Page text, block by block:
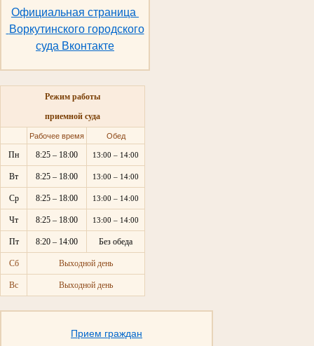
Официальная страница
Воркутинского городского
суда Вконтакте
Режим работы
приемной суда
Рабочее время Обед
Пн 8:25 – 18:00 13:00 – 14:00
Вт 8:25 – 18:00 13:00 – 14:00
Ср 8:25 – 18:00 13:00 – 14:00
Чт 8:25 – 18:00 13:00 – 14:00
Пт 8:20 – 14:00 Без обеда
Сб Выходной день
Вс Выходной день
Прием граждан